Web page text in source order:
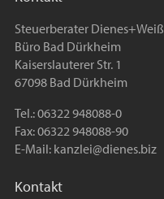
Steuerberater Dienes+Weiß
Büro Bad Dürkheim
Kaiserslauterer Str. 1
67098 Bad Dürkheim
Tel.: 06322 948088-0
Fax: 06322 948088-90
E-Mail: kanzlei@dienes.biz
Kontakt